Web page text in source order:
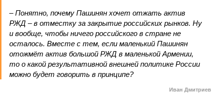
– Понятно, почему Пашинян хочет отжать актив
РЖД – в отместку за закрытие российских рынков. Ну
и вообще, чтобы ничего российского в стране не
осталось. Вместе с тем, если маленький Пашинян
отожмёт актив большой РЖД в маленькой Армении,
то о какой результативной внешней политике России
можно будет говорить в принципе?
Иван Дмитриев